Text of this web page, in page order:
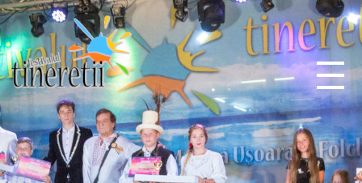
Festivalul Tineretii
Fii eroul generatiei tale!